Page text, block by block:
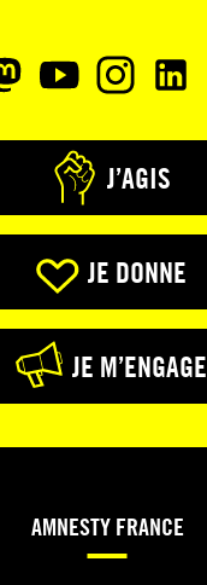
J’AGIS
JE DONNE
JE M’ENGAGE
AMNESTY FRANCE